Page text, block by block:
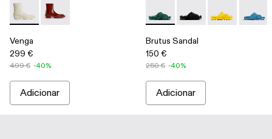
Venga - K300447-003 - White
Venga - K300447-002
Venga
299 €
499 € -40%
Adicionar
Brutus Sandal - A500001-
Brutus Sandal -
Brutus
Brutus Sandal
150 €
250 € -40%
Adicionar